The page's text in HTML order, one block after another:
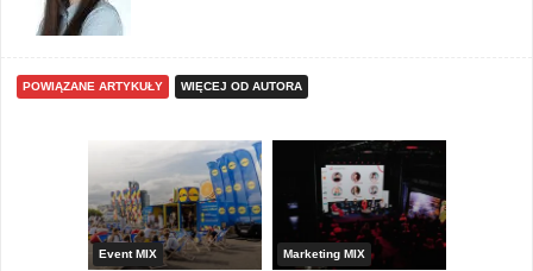
POWIĄZANE ARTYKUŁY WIĘCEJ OD AUTORA
Event MIX Marketing MIX